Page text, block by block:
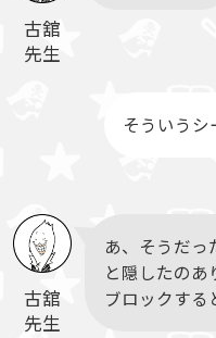
古舘
先生
そういうシ
古舘
先生
あ、そうだ
と隠したの
ブロックする